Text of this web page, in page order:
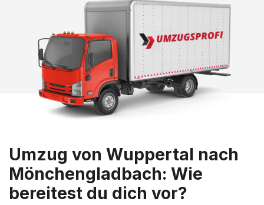
Umzug von Wuppertal nach
Mönchengladbach: Wie
bereitest du dich vor?